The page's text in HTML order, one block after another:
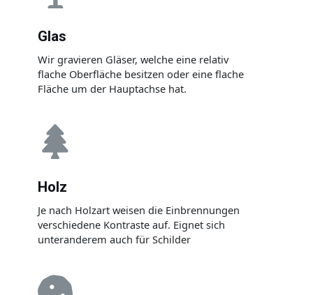
Glas
Wir gravieren Gläser, welche eine relativ
flache Oberfläche besitzen oder eine flache
Fläche um der Hauptachse hat.
Holz
Je nach Holzart weisen die Einbrennungen
verschiedene Kontraste auf. Eignet sich
unteranderem auch für Schilder